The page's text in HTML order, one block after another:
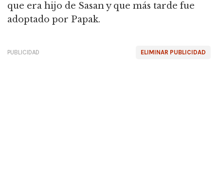
que era hijo de Sasan y que más tarde fue
adoptado por Papak.
ELIMINAR PUBLICIDAD
PUBLICIDAD